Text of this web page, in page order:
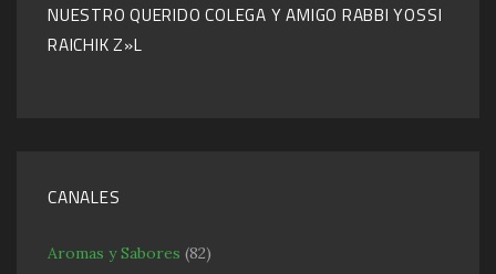
NUESTRO QUERIDO COLEGA Y AMIGO RABBI YOSSI
RAICHIK Z»L
CANALES
Aromas y Sabores (82)